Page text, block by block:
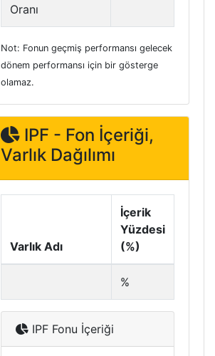
Oranı
Not: Fonun geçmiş performansı gelecek
dönem performansı için bir gösterge
olamaz.
IPF - Fon İçeriği,
Varlık Dağılımı
Varlık Adı
İçerik
Yüzdesi
(%)
%
IPF Fonu İçeriği